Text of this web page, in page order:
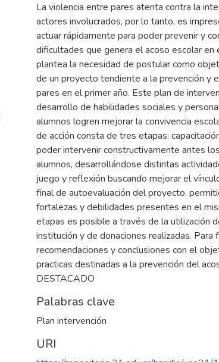
La violencia entre pares atenta contra la
actores involucrados, por lo tanto, es
actuar rápidamente para poder prevenir y
dificultades que genera el acoso escolar en
plantea la necesidad de postular como
de un proyecto tendiente a la prevención y
pares en el primer año. Este plan de
desarrollo de habilidades sociales y
alumnos logren mejorar la convivencia
de acción consta de tres etapas:
poder intervenir constructivamente antes
alumnos, desarrollándose distintas
juego y reflexión buscando mejorar el
final de autoevaluación del proyecto,
fortalezas y debilidades presentes en el
etapas es posible a través de la utilización
institución y de donaciones realizadas. Para
recomendaciones y conclusiones con el
practicas destinadas a la prevención del
DESTACADO
Palabras clave
Plan intervención
URI